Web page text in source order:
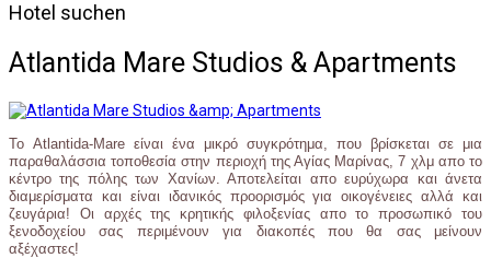
Hotel suchen
Atlantida Mare Studios & Apartments
Το Atlantida-Mare είναι ένα μικρό συγκρότημα, που βρίσκεται σε μια
παραθαλάσσια τοποθεσία στην περιοχή της Αγίας Μαρίνας, 7 χλμ απο το
κέντρο της πόλης των Χανίων. Αποτελείται απο ευρύχωρα και άνετα
διαμερίσματα και είναι ιδανικός προορισμός για οικογένειες αλλά και
ζευγάρια! Οι αρχές της κρητικής φιλοξενίας απο το προσωπικό του
ξενοδοχείου σας περιμένουν για διακοπές που θα σας μείνουν
αξέχαστες!